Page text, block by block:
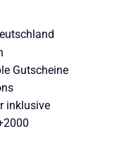
Gutscheine
inklusive